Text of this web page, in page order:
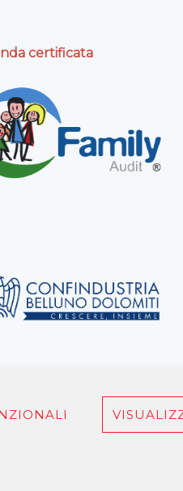
certificata